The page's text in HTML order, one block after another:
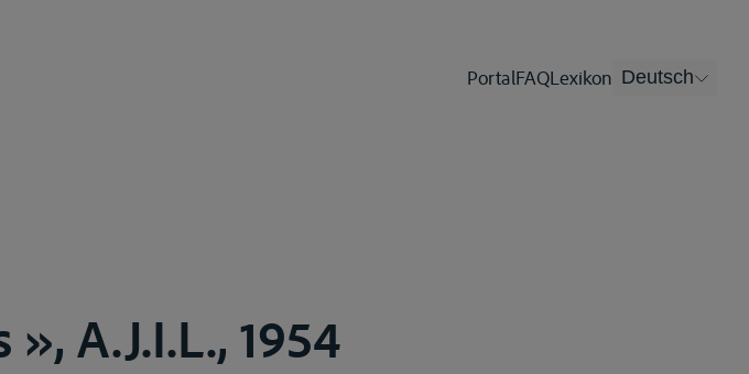
PortalFAQLexikon Deutsch
A.J.I.L., 1954